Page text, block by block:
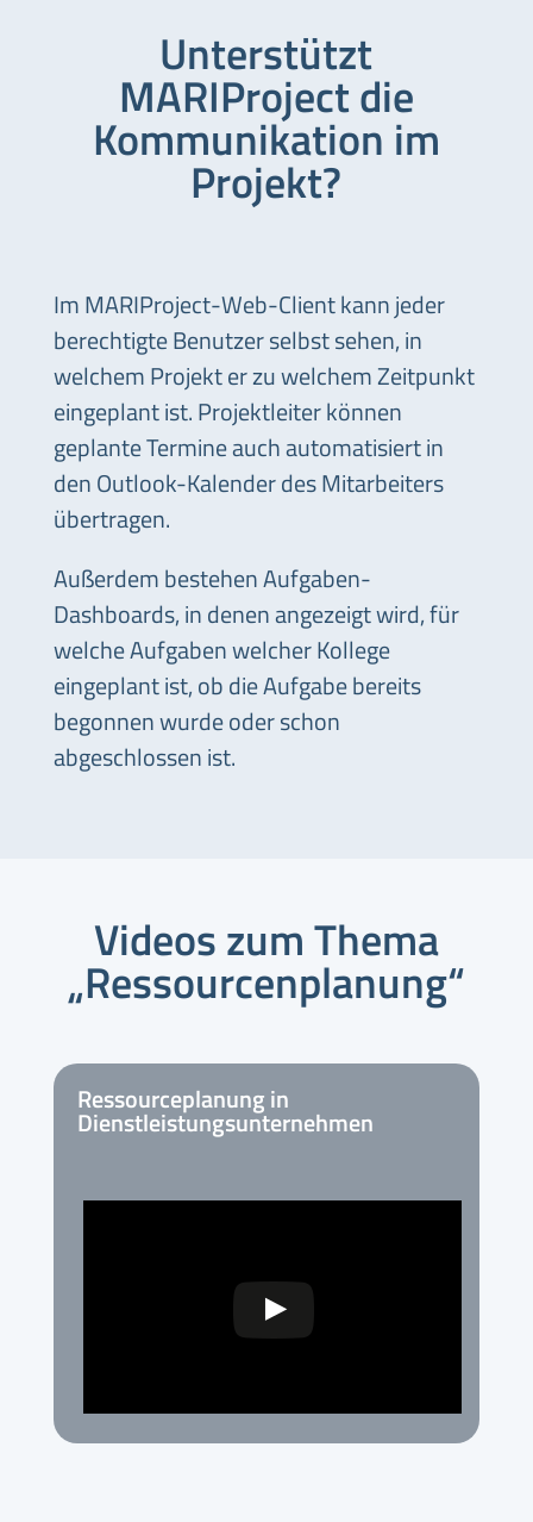
Unterstützt
MARIProject die
Kommunikation im
Projekt?
Im MARIProject-Web-Client kann jeder
berechtigte Benutzer selbst sehen, in
welchem Projekt er zu welchem Zeitpunkt
eingeplant ist. Projektleiter können
geplante Termine auch automatisiert in
den Outlook-Kalender des Mitarbeiters
übertragen.
Außerdem bestehen Aufgaben-
Dashboards, in denen angezeigt wird, für
welche Aufgaben welcher Kollege
eingeplant ist, ob die Aufgabe bereits
begonnen wurde oder schon
abgeschlossen ist.
Videos zum Thema
„Ressourcenplanung“
Ressourceplanung in
Dienstleistungsunternehmen